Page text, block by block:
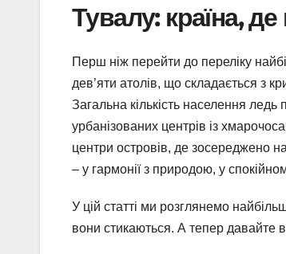
Тувалу: країна,
Перш ніж перейти до переліку
дев’яти атолів, що складається з
Загальна кількість населення
урбанізованих центрів із
центри островів, де зосереджено
– у гармонії з природою, у
У цій статті ми розглянемо
вони стикаються. А тепер давайте